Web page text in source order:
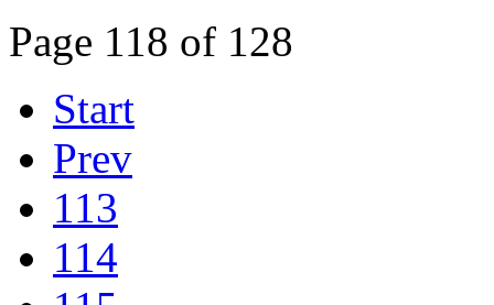
Page 118 of 128
Start
Prev
113
114